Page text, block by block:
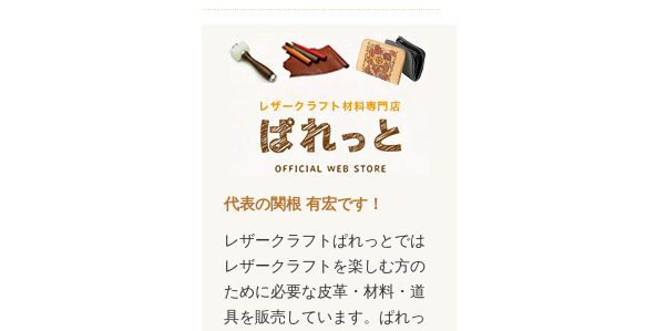
代表の関根 有宏です！
レザークラフトぱれっとでは
レザークラフトを楽しむ方の
ために必要な皮革・材料・道
具を販売しています。ぱれっ